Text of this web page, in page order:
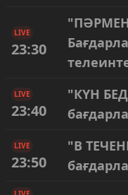
LIVE
23:30
LIVE
23:40
"КҮН
LIVE
23:50
"В